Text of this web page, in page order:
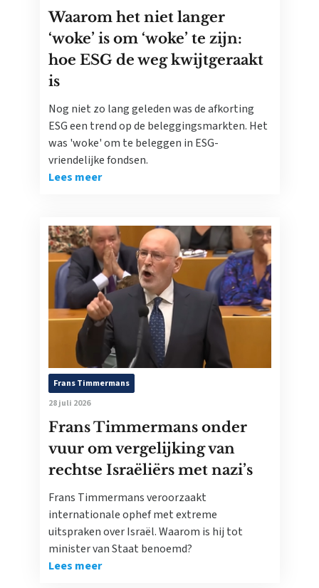
Waarom het niet langer
‘woke’ is om ‘woke’ te zijn:
hoe ESG de weg kwijtgeraakt
is
Nog niet zo lang geleden was de afkorting
ESG een trend op de beleggingsmarkten. Het
was 'woke' om te beleggen in ESG-
vriendelijke fondsen.
Lees meer
Frans Timmermans
28 juli 2026
Frans Timmermans onder
vuur om vergelijking van
rechtse Israëliërs met nazi’s
Frans Timmermans veroorzaakt
internationale ophef met extreme
uitspraken over Israël. Waarom is hij tot
minister van Staat benoemd?
Lees meer